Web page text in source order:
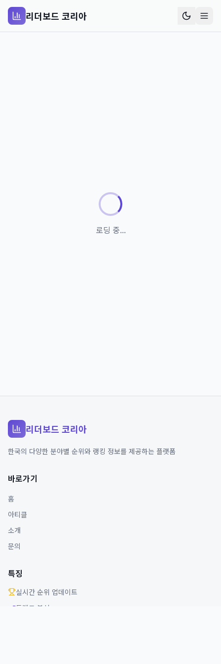
리더보드 코리아
로딩 중...
리더보드 코리아
한국의 다양한 분야별 순위와 랭킹 정보를 제공하는 플랫폼
바로가기
홈
아티클
소개
문의
특징
실시간 순위 업데이트
트렌드 분석